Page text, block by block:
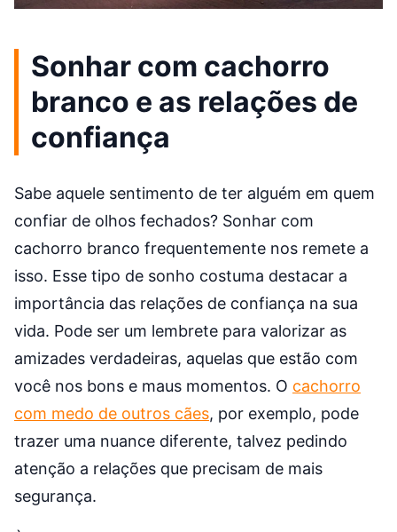
Sonhar com cachorro
branco e as relações de
confiança
Sabe aquele sentimento de ter alguém em quem
confiar de olhos fechados? Sonhar com
cachorro branco frequentemente nos remete a
isso. Esse tipo de sonho costuma destacar a
importância das relações de confiança na sua
vida. Pode ser um lembrete para valorizar as
amizades verdadeiras, aquelas que estão com
você nos bons e maus momentos. O cachorro
com medo de outros cães, por exemplo, pode
trazer uma nuance diferente, talvez pedindo
atenção a relações que precisam de mais
segurança.